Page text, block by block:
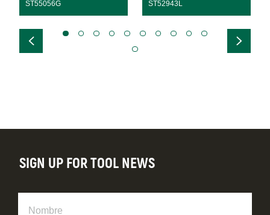
ST55056G ST52943L
SIGN UP FOR TOOL NEWS